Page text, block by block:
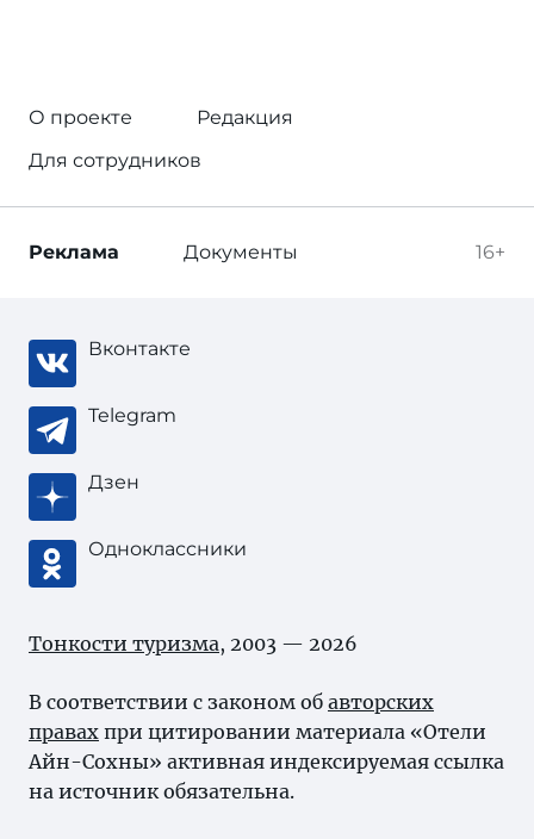
О проекте
Редакция
Для сотрудников
16+
Реклама Документы
Вконтакте
Telegram
Дзен
Одноклассники
Тонкости туризма, 2003 — 2026
В соответствии с законом об авторских
правах при цитировании материала «Отели
Айн-Сохны» активная индексируемая ссылка
на источник обязательна.